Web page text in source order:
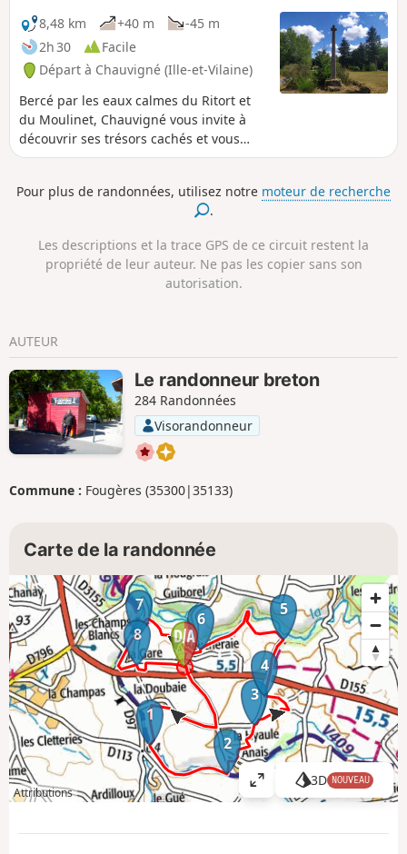
8,48 km
+40 m
-45 m
2h 30
Facile
Départ à Chauvigné (Ille-et-Vilaine)
Bercé par les eaux calmes du Ritort et
du Moulinet, Chauvigné vous invite à
découvrir ses trésors cachés et vous
ouvre un pan de son histoire.
Pour plus de randonnées, utilisez notre moteur de recherche
.
Les descriptions et la trace GPS de ce circuit restent la
propriété de leur auteur. Ne pas les copier sans son
autorisation.
AUTEUR
Le randonneur breton
284 Randonnées
Visorandonneur
Commune : Fougères (35300|35133)
Carte de la randonnée
1
2
3
4
5
6
7
8
Attributions
A
ff
3D NOUVEAU